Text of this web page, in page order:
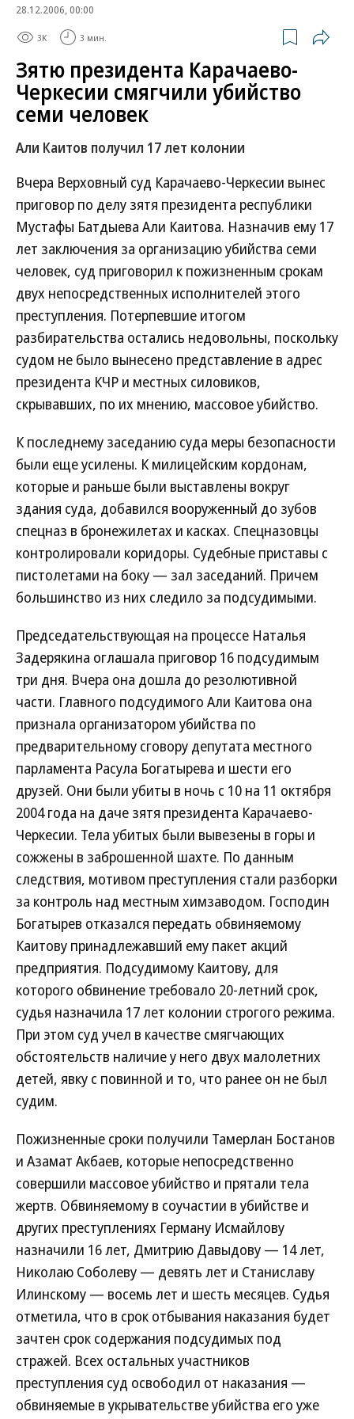
28.12.2006, 00:00
3K 3 мин.
Зятю президента Карачаево-
Черкесии смягчили убийство
семи человек
Али Каитов получил 17 лет колонии
Вчера Верховный суд Карачаево-Черкесии вынес
приговор по делу зятя президента республики
Мустафы Батдыева Али Каитова. Назначив ему 17
лет заключения за организацию убийства семи
человек, суд приговорил к пожизненным срокам
двух непосредственных исполнителей этого
преступления. Потерпевшие итогом
разбирательства остались недовольны, поскольку
судом не было вынесено представление в адрес
президента КЧР и местных силовиков,
скрывавших, по их мнению, массовое убийство.
К последнему заседанию суда меры безопасности
были еще усилены. К милицейским кордонам,
которые и раньше были выставлены вокруг
здания суда, добавился вооруженный до зубов
спецназ в бронежилетах и касках. Спецназовцы
контролировали коридоры. Судебные приставы с
пистолетами на боку — зал заседаний. Причем
большинство из них следило за подсудимыми.
Председательствующая на процессе Наталья
Задерякина оглашала приговор 16 подсудимым
три дня. Вчера она дошла до резолютивной
части. Главного подсудимого Али Каитова она
признала организатором убийства по
предварительному сговору депутата местного
парламента Расула Богатырева и шести его
друзей. Они были убиты в ночь с 10 на 11 октября
2004 года на даче зятя президента Карачаево-
Черкесии. Тела убитых были вывезены в горы и
сожжены в заброшенной шахте. По данным
следствия, мотивом преступления стали разборки
за контроль над местным химзаводом. Господин
Богатырев отказался передать обвиняемому
Каитову принадлежавший ему пакет акций
предприятия. Подсудимому Каитову, для
которого обвинение требовало 20-летний срок,
судья назначила 17 лет колонии строгого режима.
При этом суд учел в качестве смягчающих
обстоятельств наличие у него двух малолетних
детей, явку с повинной и то, что ранее он не был
судим.
Пожизненные сроки получили Тамерлан Бостанов
и Азамат Акбаев, которые непосредственно
совершили массовое убийство и прятали тела
жертв. Обвиняемому в соучастии в убийстве и
других преступлениях Герману Исмайлову
назначили 16 лет, Дмитрию Давыдову — 14 лет,
Николаю Соболеву — девять лет и Станиславу
Илинскому — восемь лет и шесть месяцев. Судья
отметила, что в срок отбывания наказания будет
зачтен срок содержания подсудимых под
стражей. Всех остальных участников
преступления суд освободил от наказания —
обвиняемые в укрывательстве убийства его уже